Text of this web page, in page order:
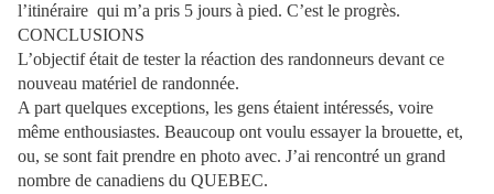
l’itinéraire qui m’a pris 5 jours à pied. C’est le progrès.
CONCLUSIONS
L’objectif était de tester la réaction des randonneurs devant ce
nouveau matériel de randonnée.
A part quelques exceptions, les gens étaient intéressés, voire
même enthousiastes. Beaucoup ont voulu essayer la brouette, et,
ou, se sont fait prendre en photo avec. J’ai rencontré un grand
nombre de canadiens du QUEBEC.